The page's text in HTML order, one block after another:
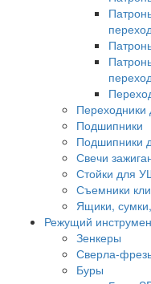
Переходники
Подшипники
Подшипники
Свечи
Стойки для
Съемники
Ящики,
Режущий
Зенкеры
Сверла-
Буры